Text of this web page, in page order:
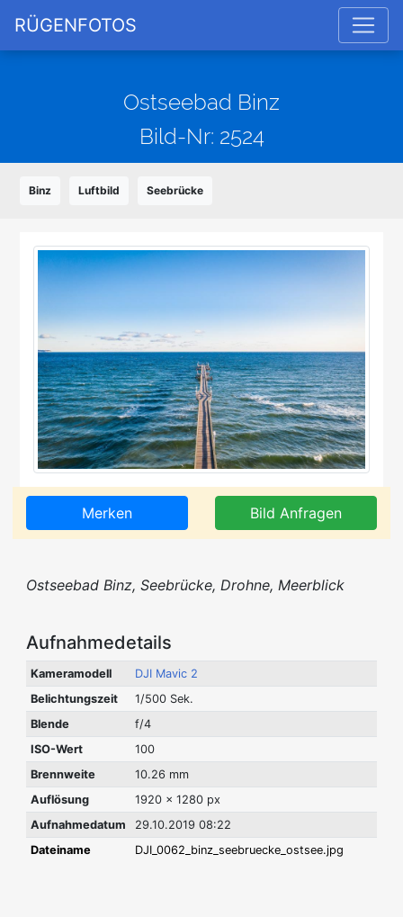
RÜGENFOTOS
Ostseebad Binz
Bild-Nr: 2524
Binz Luftbild Seebrücke
Merken Bild Anfragen
Ostseebad Binz, Seebrücke, Drohne, Meerblick
Aufnahmedetails
Kameramodell
DJI Mavic 2
Belichtungszeit
1/500 Sek.
Blende
f/4
ISO-Wert
100
Brennweite
10.26 mm
Auflösung
1920 x 1280 px
Aufnahmedatum
29.10.2019 08:22
Dateiname
DJI_0062_binz_seebruecke_ostsee.jpg